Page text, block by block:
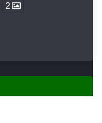
2